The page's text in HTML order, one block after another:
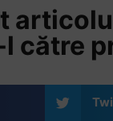
către